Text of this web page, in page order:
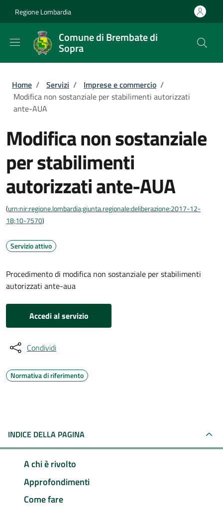
Regione Lombardia
Comune di Brembate di
Sopra
Briciole di pane
Home / Servizi / Imprese e commercio /
Modifica non sostanziale per stabilimenti autorizzati
ante-AUA
Modifica non sostanziale
per stabilimenti
autorizzati ante-AUA
(urn:nir:regione.lombardia;giunta.regionale:deliberazione:2017-12-
18;10-7570)
Servizio attivo
Procedimento di modifica non sostanziale per stabilimenti
autorizzati ante-aua
Accedi al servizio
Condividi
Normativa di riferimento
INDICE DELLA PAGINA
A chi è rivolto
Approfondimenti
Come fare